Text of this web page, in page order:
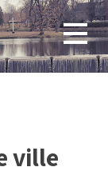
ville